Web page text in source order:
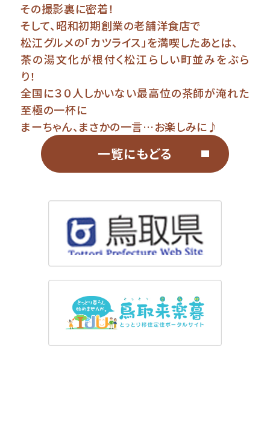
その撮影裏に密着！
そして、昭和初期創業の老舗洋食店で
松江グルメの「カツライス」を満喫したあとは、
茶の湯文化が根付く松江らしい町並みをぶら
り！
全国に３０人しかいない最高位の茶師が淹れた
至極の一杯に
まーちゃん、まさかの一言…お楽しみに♪
一覧にもどる